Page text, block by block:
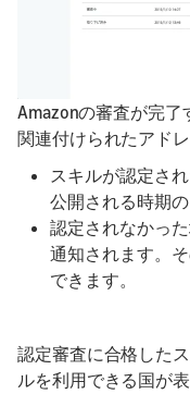
Amazonの審査が完了
関連付けられたアド
スキルが認定さ
公開される時期
認定されなかっ
通知されます。
できます。
認定審査に合格した
ルを利用できる国が